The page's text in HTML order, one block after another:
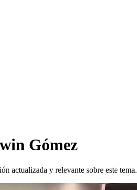
Gómez
actualizada y relevante sobre este tema.